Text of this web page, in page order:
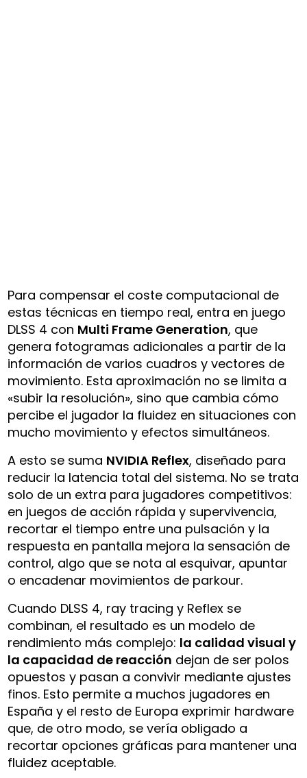
Para compensar el coste computacional de
estas técnicas en tiempo real, entra en juego
DLSS 4 con Multi Frame Generation, que
genera fotogramas adicionales a partir de la
información de varios cuadros y vectores de
movimiento. Esta aproximación no se limita a
«subir la resolución», sino que cambia cómo
percibe el jugador la fluidez en situaciones con
mucho movimiento y efectos simultáneos.
A esto se suma NVIDIA Reflex, diseñado para
reducir la latencia total del sistema. No se trata
solo de un extra para jugadores competitivos:
en juegos de acción rápida y supervivencia,
recortar el tiempo entre una pulsación y la
respuesta en pantalla mejora la sensación de
control, algo que se nota al esquivar, apuntar
o encadenar movimientos de parkour.
Cuando DLSS 4, ray tracing y Reflex se
combinan, el resultado es un modelo de
rendimiento más complejo: la calidad visual y
la capacidad de reacción dejan de ser polos
opuestos y pasan a convivir mediante ajustes
finos. Esto permite a muchos jugadores en
España y el resto de Europa exprimir hardware
que, de otro modo, se vería obligado a
recortar opciones gráficas para mantener una
fluidez aceptable.